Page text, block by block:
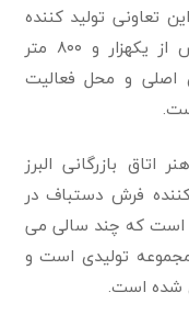
تعاونی تولید کننده
انواع فرش دستباف و تابلو فرش بیش از یکهزار و ۸۰۰ متر
ساختمان اصلی و محل فعالیت
بازرگانی البرز
فرش دستباف در
است که چند سالی می
تولیدی است و
شده است.